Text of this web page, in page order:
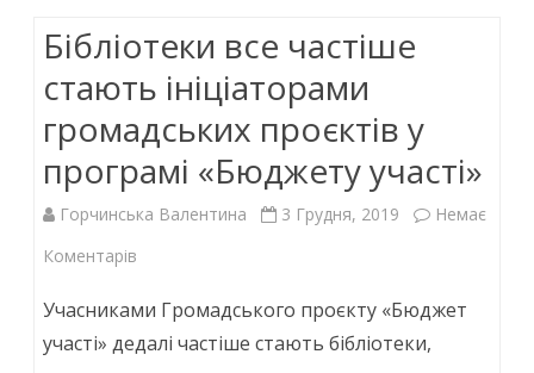
закладів
культури
k p
Бібліотеки все частіше
стають ініціаторами
громадських проєктів у
програмі «Бюджету участі»
Горчинська Валентина 3 Грудня, 2019
Немає
Коментарів
все
Учасниками Громадського проєкту «Бюджет
участі» дедалі частіше стають бібліотеки,